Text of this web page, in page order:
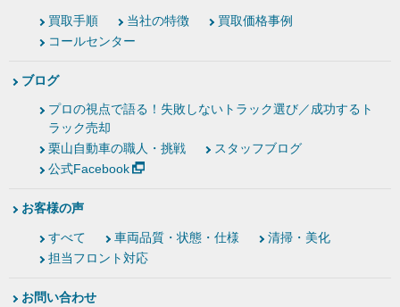
買取手順 当社の特徴
買取価格事例
コールセンター
ブログ
プロの視点で語る！失敗しないトラック選び／成功するト
ラック売却
栗山自動車の職人・挑戦
スタッフブログ
公式Facebook
お客様の声
すべて 車両品質・状態・仕様
清掃・美化
担当フロント対応
お問い合わせ